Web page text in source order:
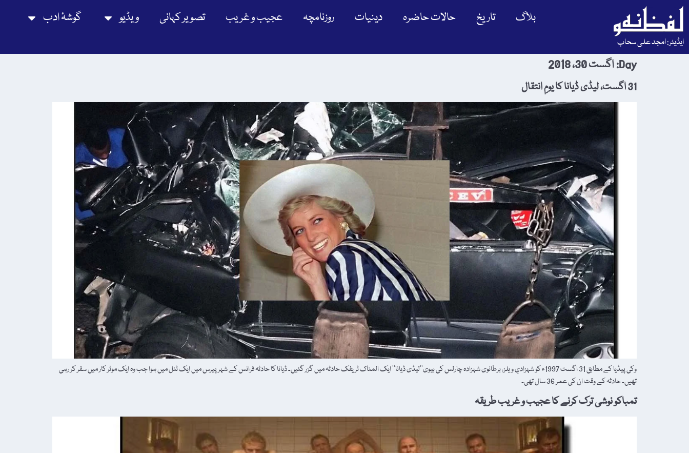
ایڈیٹر: امجد علی سحاب
بلاگ تاریخ حالات حاضرہ دینیات روزنامچہ عجیب و غریب تصویر کہانی ویڈیو گوشۂ ادب
Day: اگست 30، 2018
31 اگست، لیڈی ڈیانا کا یومِ انتقال
وکی پیڈیا کے مطابق 31 اگست 1997ء کو شہزادیِ ویلز، برطانوی شہزادہ چارلس کی بیوی’’لیڈی ڈیانا‘‘ ایک المناک ٹریفک حادثہ میں گزر گئیں۔ ڈیانا کا حادثہ فرانس کے شہر پیرس میں ایک ٹنل میں ہوا جب وہ ایک موٹر کار میں سفر کر رہی
تھیں۔ حادثہ کے وقت ان کی عمر 36 سال تھی۔
تمباکو نوشی ترک کرنے کا عجیب و غریب طریقہ